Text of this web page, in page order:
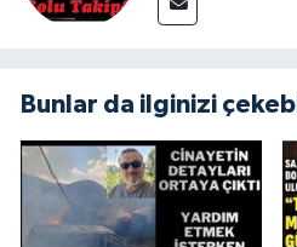
Bunlar da ilginizi